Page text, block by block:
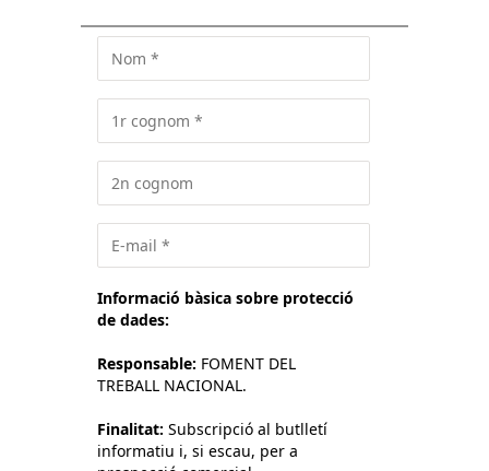
Informació bàsica sobre protecció
de dades:
Responsable: FOMENT DEL
TREBALL NACIONAL.
Finalitat: Subscripció al butlletí
informatiu i, si escau, per a